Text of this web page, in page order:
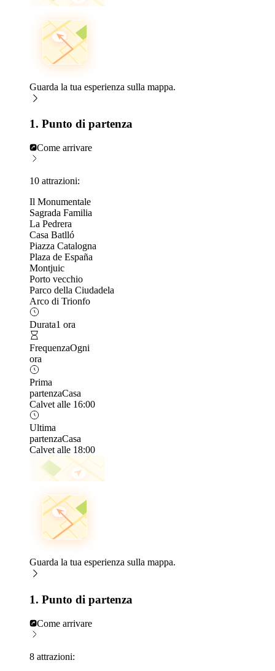
Guarda la tua esperienza sulla mappa.
1. Punto di partenza
Come arrivare
10 attrazioni:
Il Monumentale
Sagrada Familia
La Pedrera
Casa Batlló
Piazza Catalogna
Plaza de España
Montjuic
Porto vecchio
Parco della Ciudadela
Arco di Trionfo
Durata1 ora
FrequenzaOgni
ora
Prima
partenzaCasa
Calvet alle 16:00
Ultima
partenzaCasa
Calvet alle 18:00
Guarda la tua esperienza sulla mappa.
1. Punto di partenza
Come arrivare
8 attrazioni: